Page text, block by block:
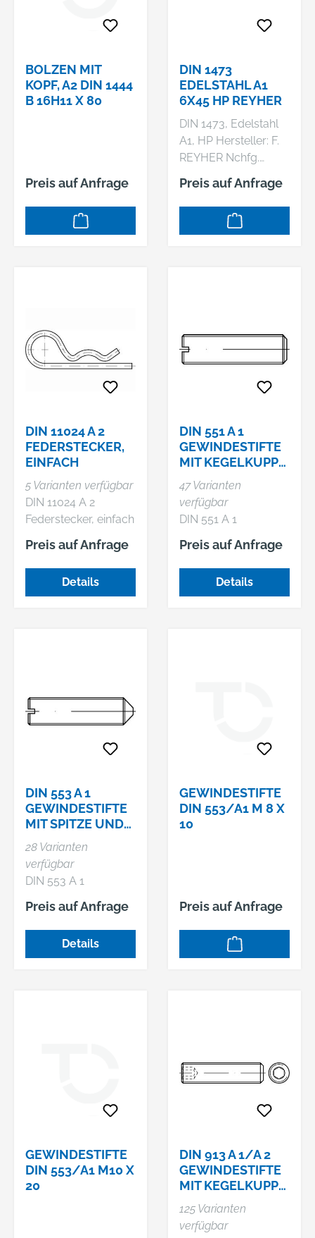
BOLZEN MIT
KOPF, A2 DIN 1444
B 16H11 X 80
Preis auf Anfrage
DIN 1473
EDELSTAHL A1
6X45 HP REYHER
DIN 1473, Edelstahl
A1, HP Hersteller: F.
REYHER Nchfg.
GmbH & Co. KG,
Haferweg 1, 22769
Hamburg, DE,
+4940853630,
Preis auf Anfrage
DIN 11024 A 2
FEDERSTECKER,
EINFACH
5 Varianten verfügbar
DIN 11024 A 2
Federstecker, einfach
Preis auf Anfrage
Details
DIN 551 A 1
GEWINDESTIFTE
MIT KEGELKUPPE,
MIT SCHLITZ
47 Varianten
verfügbar
DIN 551 A 1
Gewindestifte mit
Kegelkuppe, mit
Schlitz
Preis auf Anfrage
Details
DIN 553 A 1
GEWINDESTIFTE
MIT SPITZE UND
SCHLITZ
28 Varianten
verfügbar
DIN 553 A 1
Gewindestifte mit
Spitze und Schlitz
Preis auf Anfrage
Details
GEWINDESTIFTE
DIN 553/A1 M 8 X
10
Preis auf Anfrage
GEWINDESTIFTE
DIN 553/A1 M10 X
20
DIN 913 A 1/A 2
GEWINDESTIFTE
MIT KEGELKUPPE,
MIT
INNENSECHSKAN
T
125 Varianten
verfügbar